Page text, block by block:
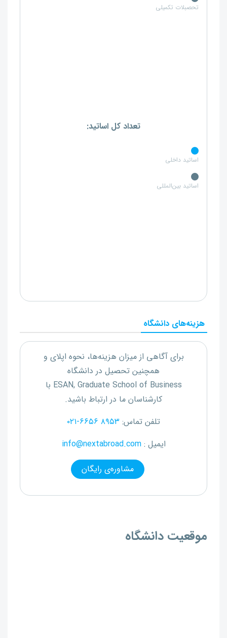
تحصبلات تکمیلی
تعداد کل اساتید:
اساتید داخلی
اساتید بین‌المللی
هزینه‌های دانشگاه
برای آگاهی از میزان هزینه‌ها، نحوه اپلای و
همچنین تحصیل در دانشگاه
ESAN, Graduate School of Business با
کارشناسان ما در ارتباط باشید.
تلفن تماس: ۰۲۱-۶۶۵۶ ۸۹۵۳
ایمیل :info@nextabroad.com
مشاوره‌ی رایگان
موقعیت دانشگاه